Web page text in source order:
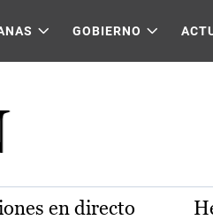
GOBIERNO
en directo